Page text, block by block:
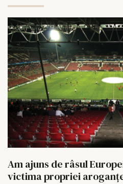
Am ajuns de râsul
victima propriei